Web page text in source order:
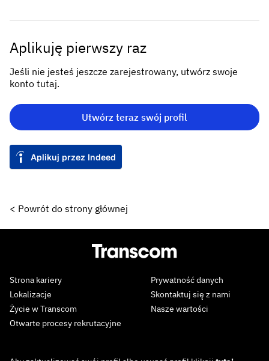
Aplikuję pierwszy raz
Jeśli nie jesteś jeszcze zarejestrowany, utwórz swoje
konto tutaj.
Utwórz teraz swój profil
Aplikuj przez Indeed
< Powrót do strony głównej
Strona kariery
Lokalizacje
Życie w Transcom
Otwarte procesy rekrutacyjne
Prywatność danych
Skontaktuj się z nami
Nasze wartości